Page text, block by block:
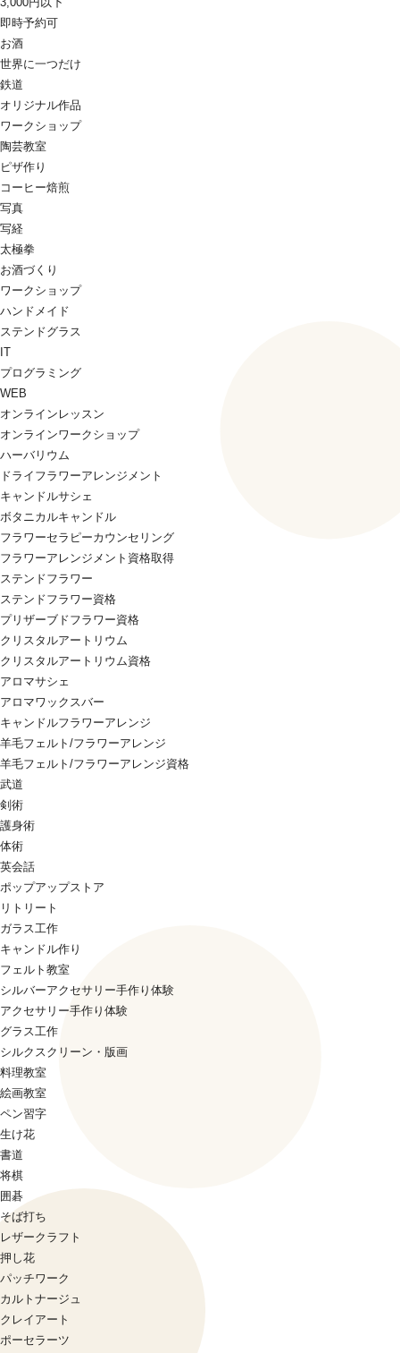
即時予約可
お酒
世界に一つだけ
鉄道
オリジナル作品
ワークショップ
陶芸教室
ピザ作り
コーヒー焙煎
写真
写経
太極拳
お酒づくり
ワークショップ
ハンドメイド
ステンドグラス
IT
プログラミング
WEB
オンラインレッスン
オンラインワークショップ
ハーバリウム
ドライフラワーアレンジメント
キャンドルサシェ
ボタニカルキャンドル
フラワーセラピーカウンセリング
フラワーアレンジメント資格取得
ステンドフラワー
ステンドフラワー資格
プリザーブドフラワー資格
クリスタルアートリウム
クリスタルアートリウム資格
アロマサシェ
アロマワックスバー
キャンドルフラワーアレンジ
羊毛フェルト/フラワーアレンジ
羊毛フェルト/フラワーアレンジ資格
武道
剣術
護身術
体術
英会話
ポップアップストア
リトリート
ガラス工作
キャンドル作り
フェルト教室
シルバーアクセサリー手作り体験
アクセサリー手作り体験
グラス工作
シルクスクリーン・版画
料理教室
絵画教室
ペン習字
生け花
書道
将棋
囲碁
そば打ち
レザークラフト
押し花
パッチワーク
カルトナージュ
クレイアート
ポーセラーツ